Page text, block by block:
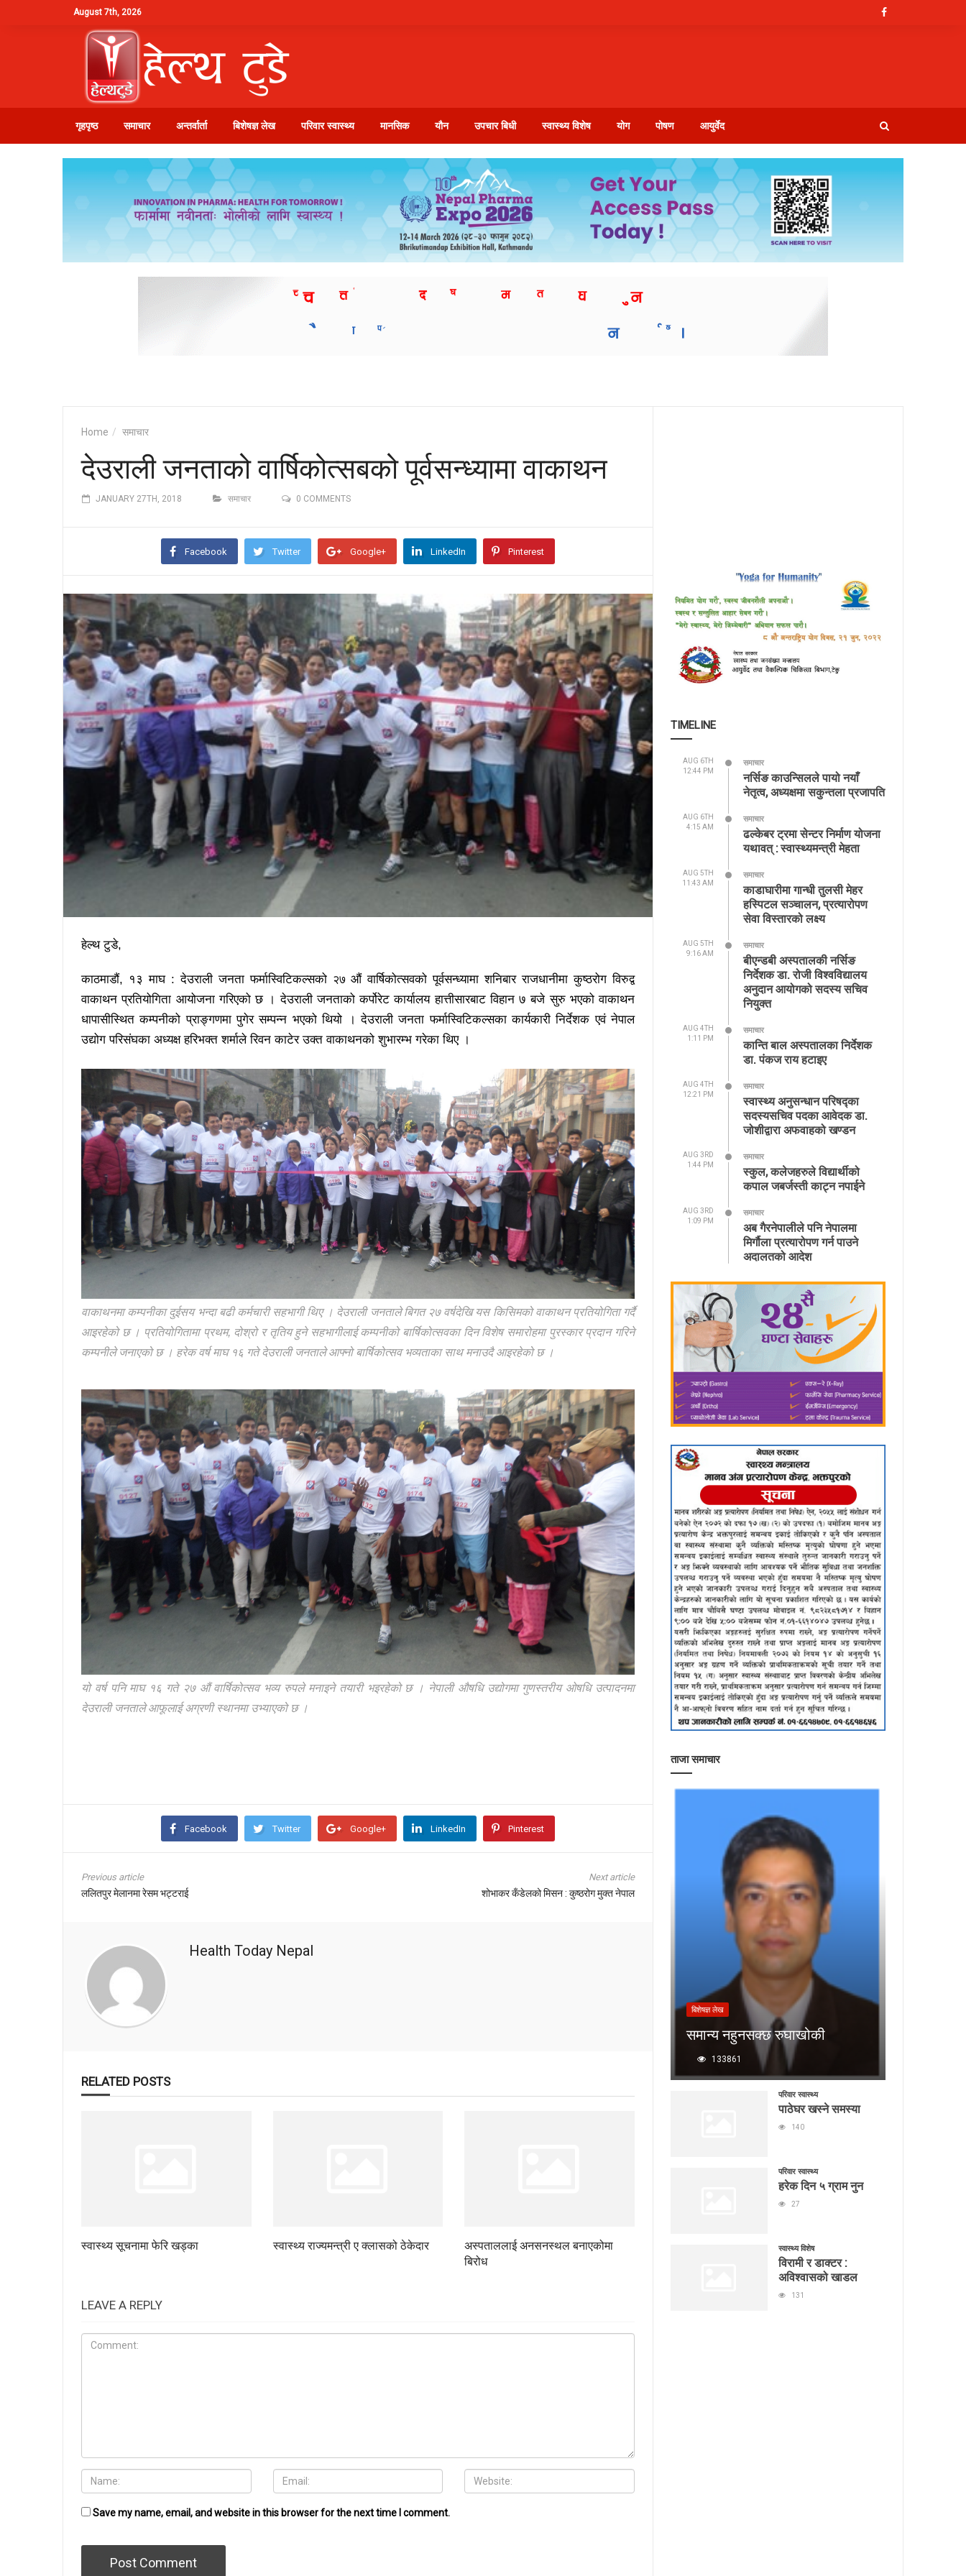
August 7th, 2026
गृहपृष्ठ समाचार अन्तर्वार्ता बिशेषज्ञ लेख परिवार स्वास्थ्य मानसिक यौन उपचार बिधी स्वास्थ्य विशेष योग पोषण आयुर्वेद
Home समाचार
देउराली जनताको वार्षिकोत्सबको पूर्वसन्ध्यामा वाकाथन
JANUARY 27TH, 2018 समाचार 0 COMMENTS
Facebook Twitter Google+ LinkedIn Pinterest
हेल्थ टुडे,
काठमाडौं, १३ माघ : देउराली जनता फर्मास्विटिकल्सको २७ औं वार्षिकोत्सवको पूर्वसन्ध्यामा शनिबार राजधानीमा कुष्ठरोग विरुद्व
वाकाथन प्रतियोगिता आयोजना गरिएको छ । देउराली जनताको कर्पोरेट कार्यालय हात्तीसारबाट विहान ७ बजे सुरु भएको वाकाथन
धापासीस्थित कम्पनीको प्राङ्गणमा पुगेर सम्पन्न भएको थियो । देउराली जनता फर्मास्विटिकल्सका कार्यकारी निर्देशक एवं नेपाल
उद्योग परिसंघका अध्यक्ष हरिभक्त शर्माले रिवन काटेर उक्त वाकाथनको शुभारम्भ गरेका थिए ।
वाकाथनमा कम्पनीका दुईसय भन्दा बढी कर्मचारी सहभागी थिए । देउराली जनताले बिगत २७ वर्षदेखि यस किसिमको वाकाथन प्रतियोगिता गर्दै
आइरहेको छ । प्रतियोगितामा प्रथम, दोश्रो र तृतिय हुने सहभागीलाई कम्पनीको बार्षिकोत्सवका दिन विशेष समारोहमा पुरस्कार प्रदान गरिने
कम्पनीले जनाएको छ । हरेक वर्ष माघ १६ गते देउराली जनताले आफ्नो बार्षिकोत्सव भव्यताका साथ मनाउदै आइरहेको छ ।
यो वर्ष पनि माघ १६ गते २७ औं वार्षिकोत्सव भव्य रुपले मनाइने तयारी भइरहेको छ । नेपाली औषधि उद्योगमा गुणस्तरीय ओषधि उत्पादनमा
देउराली जनताले आफूलाई अग्रणी स्थानमा उभ्याएको छ ।
Facebook Twitter Google+ LinkedIn Pinterest
Previous article
ललितपुर मेलानमा रेसम भट्टराई
Next article
शोभाकर कँडेलको मिसन : कुष्ठरोग मुक्त नेपाल
Health Today Nepal
RELATED POSTS
स्वास्थ्य सूचनामा फेरि खड्का स्वास्थ्य राज्यमन्त्री ए क्लासको ठेकेदार
अस्पताललाई अनसनस्थल बनाएकोमा
बिरोध
LEAVE A REPLY
Save my name, email, and website in this browser for the next time I comment.
TIMELINE
AUG 6TH
12:44 PM
समाचार
नर्सिङ काउन्सिलले पायो नयाँ
नेतृत्व, अध्यक्षमा सकुन्तला प्रजापति
AUG 6TH
4:15 AM
समाचार
ढल्केबर ट्रमा सेन्टर निर्माण योजना
यथावत् : स्वास्थ्यमन्त्री मेहता
AUG 5TH
11:43 AM
समाचार
काडाघारीमा गान्धी तुलसी मेहर
हस्पिटल सञ्चालन, प्रत्यारोपण
सेवा विस्तारको लक्ष्य
AUG 5TH
9:16 AM
समाचार
बीएन्डबी अस्पतालकी नर्सिङ
निर्देशक डा. रोजी विश्वविद्यालय
अनुदान आयोगको सदस्य सचिव
नियुक्त
AUG 4TH
1:11 PM
समाचार
कान्ति बाल अस्पतालका निर्देशक
डा. पंकज राय हटाइए
AUG 4TH
12:21 PM
समाचार
स्वास्थ्य अनुसन्धान परिषद्का
सदस्यसचिव पदका आवेदक डा.
जोशीद्वारा अफवाहको खण्डन
AUG 3RD
1:44 PM
समाचार
स्कुल, कलेजहरुले विद्यार्थीको
कपाल जबर्जस्ती काट्न नपाईने
AUG 3RD
1:09 PM
समाचार
अब गैरनेपालीले पनि नेपालमा
मिर्गौला प्रत्यारोपण गर्न पाउने
अदालतको आदेश
ताजा समाचार
बिशेषज्ञ लेख
समान्य नहुनसक्छ रुघाखोकी
133861
परिवार स्वास्थ्य
पाठेघर खस्ने समस्या
140
परिवार स्वास्थ्य
हरेक दिन ५ ग्राम नुन
27
स्वास्थ्य विशेष
विरामी र डाक्टर :
अविश्वासको खाडल
131